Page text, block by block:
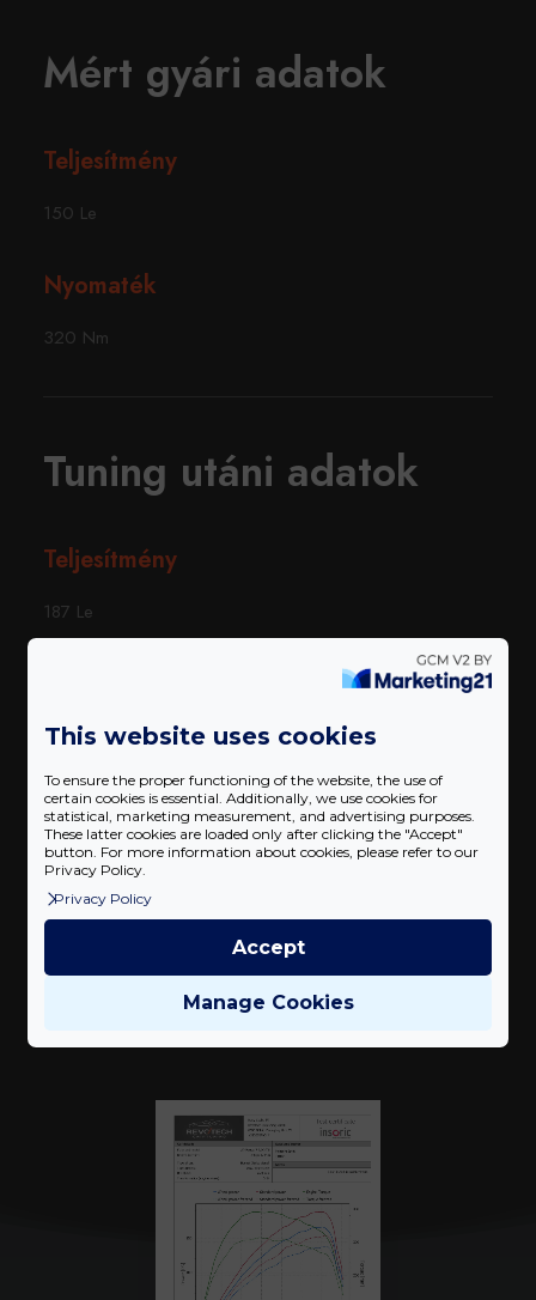
Mért gyári adatok
Teljesítmény
150 Le
Nyomaték
320 Nm
Tuning utáni adatok
Teljesítmény
187 Le
392 Nm
Teljesítmény növekedés 24
Mérési eredmények
This website uses cookies
To ensure the proper functioning of the website, the use of
certain cookies is essential. Additionally, we use cookies for
statistical, marketing measurement, and advertising purposes.
These latter cookies are loaded only after clicking the "Accept"
button. For more information about cookies, please refer to our
Privacy Policy.
Privacy Policy
Manage Cookies
Accept